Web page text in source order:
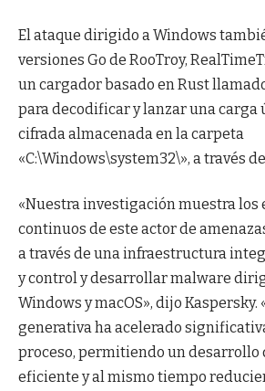
El ataque dirigido a Windows
versiones Go de RooTroy,
un cargador basado en Rust
para decodificar y lanzar una carga
cifrada almacenada en la carpeta
«C:\Windows\system32\», a través
«Nuestra investigación muestra los
continuos de este actor de
a través de una infraestructura
y control y desarrollar malware
Windows y macOS», dijo Kaspersky.
generativa ha acelerado
proceso, permitiendo un desarrollo
eficiente y al mismo tiempo